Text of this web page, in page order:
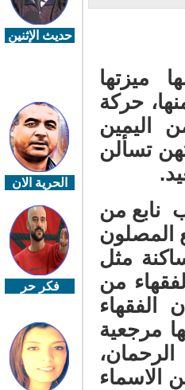
حركة
اليمين
تسألن
من
المصلون
مثل
من
مرجعية
الاسماء
حديث الإثنين
الحرية الان
فكر حر